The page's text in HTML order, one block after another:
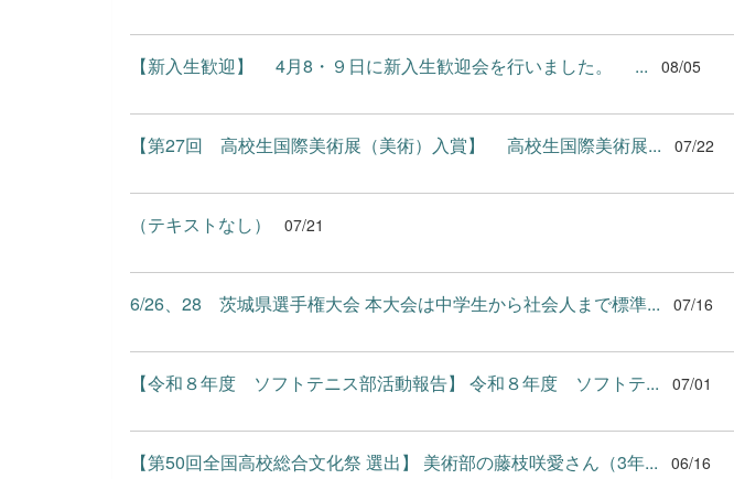
【新入生歓迎】 4月8・９日に新入生歓迎会を行いました。 ... 08/05
【第27回 高校生国際美術展（美術）入賞】 高校生国際美術展... 07/22
（テキストなし） 07/21
6/26、28 茨城県選手権大会 本大会は中学生から社会人まで標準... 07/16
【令和８年度 ソフトテニス部活動報告】 令和８年度 ソフトテ... 07/01
【第50回全国高校総合文化祭 選出】 美術部の藤枝咲愛さん（3年... 06/16